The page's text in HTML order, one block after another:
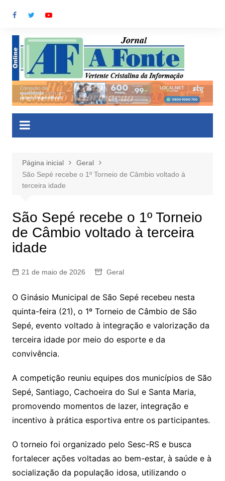
para
conteúdo
Página inicial
Geral
São Sepé recebe o 1º Torneio de Câmbio voltado à
terceira idade
São Sepé recebe o 1º Torneio
de Câmbio voltado à terceira
idade
21 de maio de 2026 Geral
O Ginásio Municipal de São Sepé recebeu nesta
quinta-feira (21), o 1º Torneio de Câmbio de São
Sepé, evento voltado à integração e valorização da
terceira idade por meio do esporte e da
convivência.
A competição reuniu equipes dos municípios de São
Sepé, Santiago, Cachoeira do Sul e Santa Maria,
promovendo momentos de lazer, integração e
incentivo à prática esportiva entre os participantes.
O torneio foi organizado pelo Sesc-RS e busca
fortalecer ações voltadas ao bem-estar, à saúde e à
socialização da população idosa, utilizando o